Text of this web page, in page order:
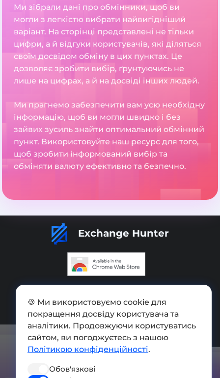
Ми зібрали дані про обмінники, щоб ви
могли з легкістю вибрати найвигідніший
варіант. На сторінці представлені не тільки
цифри, а й відгуки користувачів, які діляться
своїм досвідом обміну в цих пунктах. Це
дозволяє зробити вибір, ґрунтуючись не
лише на цифрах, а й на досвіді інших людей.
Ми прагнемо забезпечити вам усю необхідну
інформацію, щоб ви могли швидко і без
зайвих зусиль знайти оптимальний обмінний
пункт. Використовуйте наш ресурс для того,
щоб зробити інформований вибір та
обміняти валюту ефективно та безпечно.
Exchange Hunter
Мапа сайту
Press kit
Умови використання
🍪 Ми використовуємо cookie для
покращення досвіду користувача та
аналітики. Продовжуючи користуватись
сайтом, ви погоджуєтесь з нашою
Політикою конфіденційності.
Обов'язкові